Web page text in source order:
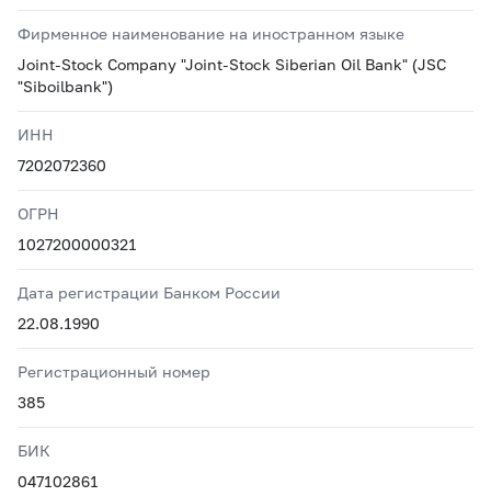
Фирменное наименование на иностранном языке
Joint-Stock Company "Joint-Stock Siberian Oil Bank" (JSC
"Siboilbank")
ИНН
7202072360
ОГРН
1027200000321
Дата регистрации Банком России
22.08.1990
Регистрационный номер
385
БИК
047102861